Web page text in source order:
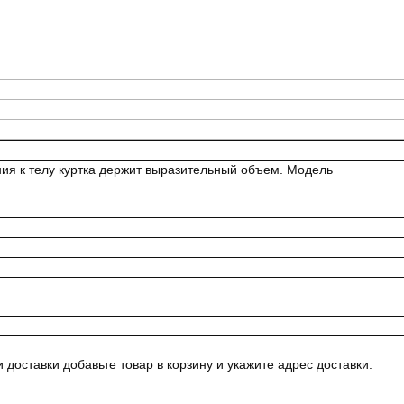
к телу куртка держит выразительный объем. Модель
добавьте товар в корзину и укажите адрес доставки.